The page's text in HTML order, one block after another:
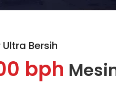
Bersih
bph